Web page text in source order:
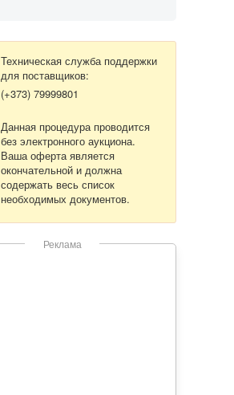
Техническая служба поддержки
для поставщиков:
(+373) 79999801
Данная процедура проводится
без электронного аукциона.
Ваша оферта является
окончательной и должна
содержать весь список
необходимых документов.
Реклама